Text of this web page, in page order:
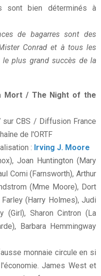
sont bien déterminés à
de bagarres sont des
Conrad et à tous les
plus grand succès de la
Mort / The Night of the
CBS / Diffusion France
de l'ORTF
: Irving J. Moore
Joan Huntington (Mary
Comi (Farnsworth), Arthur
(Mme Moore), Dort
(Harry Holmes), Judi
(Girl), Sharon Cintron (La
Barbara Hemmingway
monnaie circule en si
James West et